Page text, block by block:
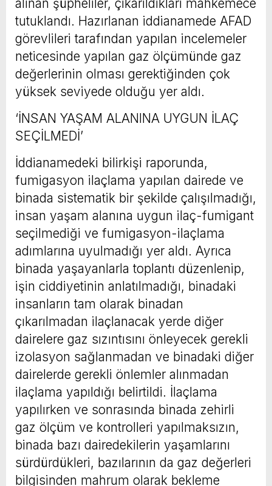
alınan şüpheliler, çıkarıldıkları mahkemece
tutuklandı. Hazırlanan iddianamede AFAD
görevlileri tarafından yapılan incelemeler
neticesinde yapılan gaz ölçümünde gaz
değerlerinin olması gerektiğinden çok
yüksek seviyede olduğu yer aldı.
‘İNSAN YAŞAM ALANINA UYGUN İLAÇ
SEÇİLMEDİ’
İddianamedeki bilirkişi raporunda,
fumigasyon ilaçlama yapılan dairede ve
binada sistematik bir şekilde çalışılmadığı,
insan yaşam alanına uygun ilaç-fumigant
seçilmediği ve fumigasyon-ilaçlama
adımlarına uyulmadığı yer aldı. Ayrıca
binada yaşayanlarla toplantı düzenlenip,
işin ciddiyetinin anlatılmadığı, binadaki
insanların tam olarak binadan
çıkarılmadan ilaçlanacak yerde diğer
dairelere gaz sızıntısını önleyecek gerekli
izolasyon sağlanmadan ve binadaki diğer
dairelerde gerekli önlemler alınmadan
ilaçlama yapıldığı belirtildi. İlaçlama
yapılırken ve sonrasında binada zehirli
gaz ölçüm ve kontrolleri yapılmaksızın,
binada bazı dairedekilerin yaşamlarını
sürdürdükleri, bazılarının da gaz değerleri
bilgisinden mahrum olarak bekleme